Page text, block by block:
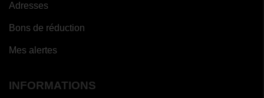
Adresses
Bons de réduction
Mes alertes
INFORMATIONS